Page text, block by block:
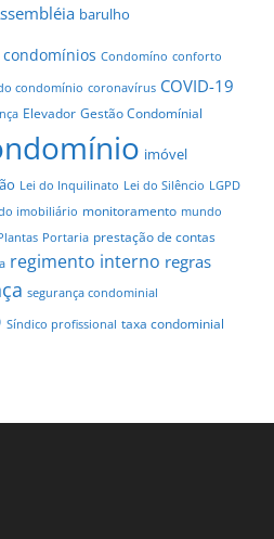
barulho
condomínios Condomíno conforto
condomínio coronavírus COVID-19
Elevador Gestão Condomínial
imóvel
Lei do Inquilinato Lei do Silêncio LGPD
imobiliário monitoramento mundo
Portaria prestação de contas
regimento interno regras
segurança condominial
Síndico profissional taxa condominial